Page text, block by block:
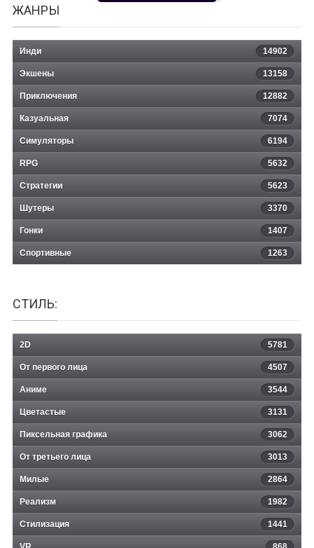
Electro Ride: The Neon Racing
ЖАНРЫ
Инди 14902
Экшены 13158
Приключения 12882
Казуальная 7074
Симуляторы 6194
RPG 5632
Стратегии 5623
Шутеры 3370
Гонки 1407
Спортивные 1263
СТИЛЬ:
2D 5781
От первого лица 4507
Аниме 3544
Цветастые 3131
Пиксельная графика 3062
От третьего лица 3013
Милые 2864
Реализм 1982
Стилизация 1441